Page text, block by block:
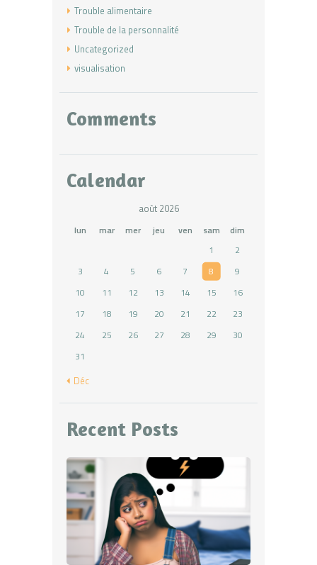
Trouble alimentaire
Trouble de la personnalité
Uncategorized
visualisation
Comments
Calendar
août 2026
lun mar mer jeu ven sam
dim
1
2
3
4 5 6 7 8
9
10
11 12 13 14 15
16
17
18 19 20 21 22
23
24
25 26 27 28 29
30
31
« Déc
Recent Posts